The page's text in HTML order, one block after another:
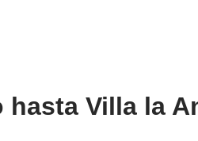
hasta Villa la